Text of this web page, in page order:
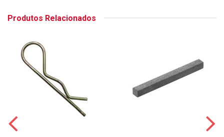
Produtos Relacionados